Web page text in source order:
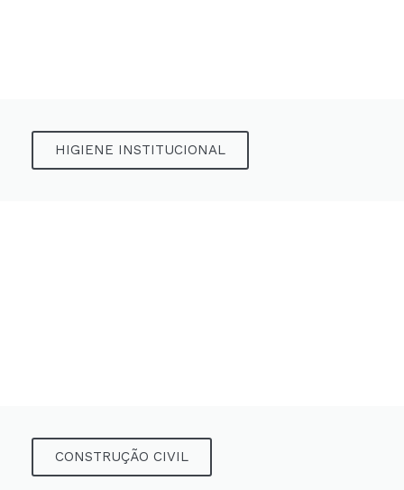
HIGIENE INSTITUCIONAL
CONSTRUÇÃO CIVIL